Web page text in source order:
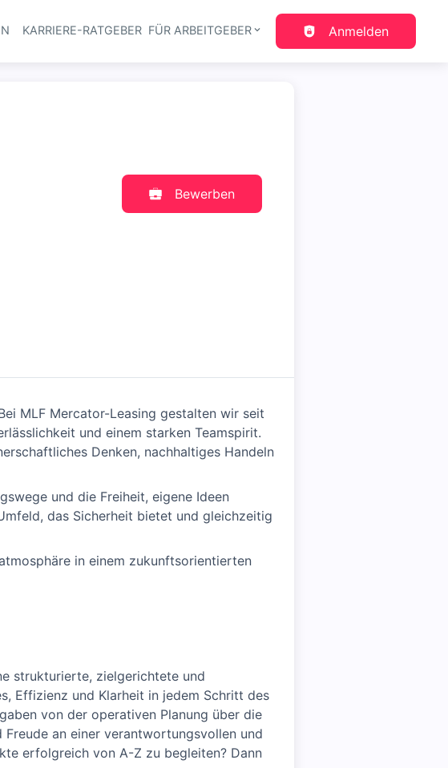
Haupt-Navigation
KARRIERE-RATGEBER FÜR ARBEITGEBER Anmelden
Bewerben
MLF Mercator-Leasing gestalten wir seit
und einem starken Teamspirit.
Denken, nachhaltiges Handeln
und die Freiheit, eigene Ideen
das Sicherheit bietet und gleichzeitig
in einem zukunftsorientierten
strukturierte, zielgerichtete und
Effizienz und Klarheit in jedem Schritt des
von der operativen Planung über die
an einer verantwortungsvollen und
erfolgreich von A-Z zu begleiten? Dann